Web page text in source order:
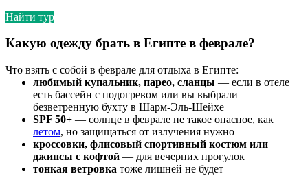
Найти тур
Какую одежду брать в Египте в феврале?
Что взять с собой в феврале для отдыха в Египте:
любимый купальник, парео, сланцы — если в отеле
есть бассейн с подогревом или вы выбрали
безветренную бухту в Шарм-Эль-Шейхе
SPF 50+ — солнце в феврале не такое опасное, как
летом, но защищаться от излучения нужно
кроссовки, флисовый спортивный костюм или
джинсы с кофтой — для вечерних прогулок
тонкая ветровка тоже лишней не будет